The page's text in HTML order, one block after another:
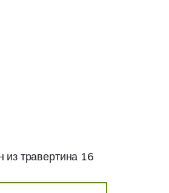
из травертина 16